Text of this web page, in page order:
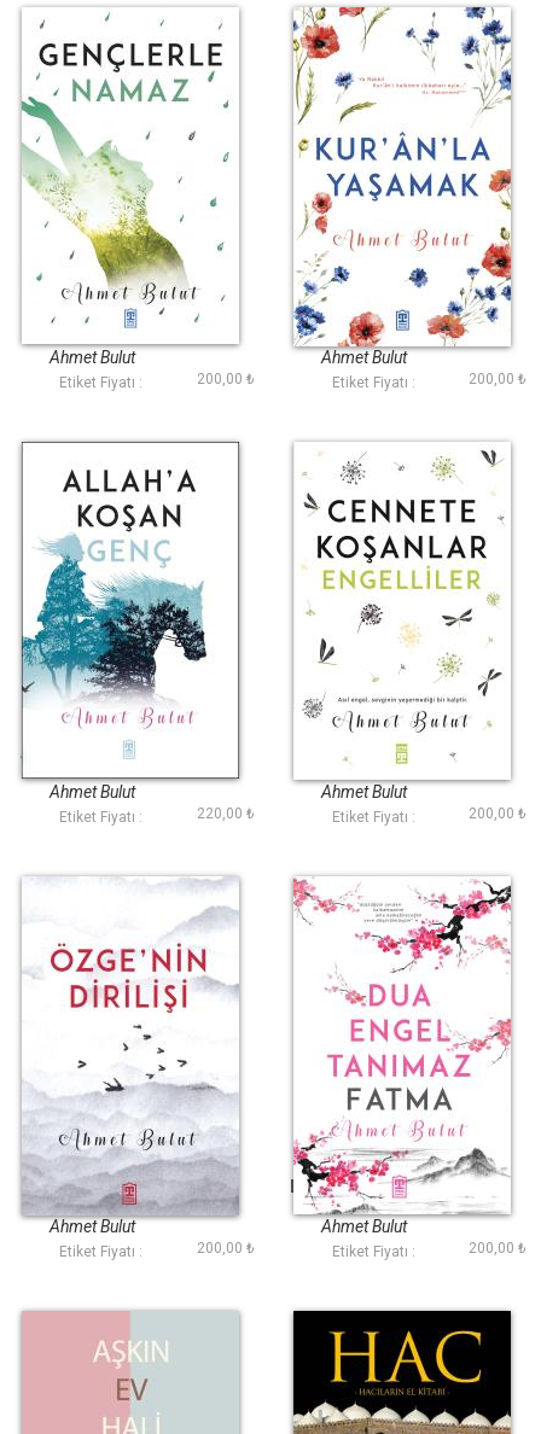
Gençlerle Namaz
Ahmet Bulut
Etiket Fiyatı : 200,00 ₺
Kuranla Yaşamak
Ahmet Bulut
Etiket Fiyatı : 200,00 ₺
Allaha Koşan Genç
Ahmet Bulut
Etiket Fiyatı : 220,00 ₺
Cennete Koşanlar
Engelliler
Ahmet Bulut
Etiket Fiyatı : 200,00 ₺
Özgenin Dirilişi
Ahmet Bulut
Etiket Fiyatı : 200,00 ₺
Dua Engel Tanımaz
Fatma
Ahmet Bulut
Etiket Fiyatı : 200,00 ₺